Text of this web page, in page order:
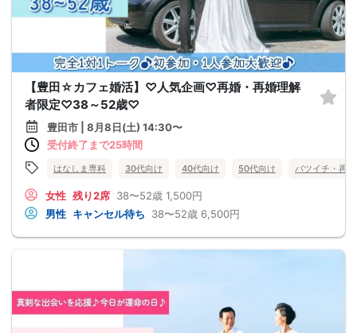
【豊田☆カフェ婚活】♡人気企画♡再婚・再婚理解
者限定♡38～52歳♡
豊田市 | 8月8日(土) 14:30〜
受付終了まで25時間
はなしま専科 30代向け 40代向け 50代向け バツイチ・再婚
女性 残り2席 38〜52歳 1,500円
男性 キャンセル待ち 38〜52歳 6,500円